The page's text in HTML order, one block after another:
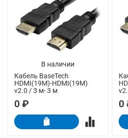
В наличии
Кабель BaseTech
HDMI(19M)-HDMI(19M)
v2.0 / 3 м- 3 м
0 ₽ 0